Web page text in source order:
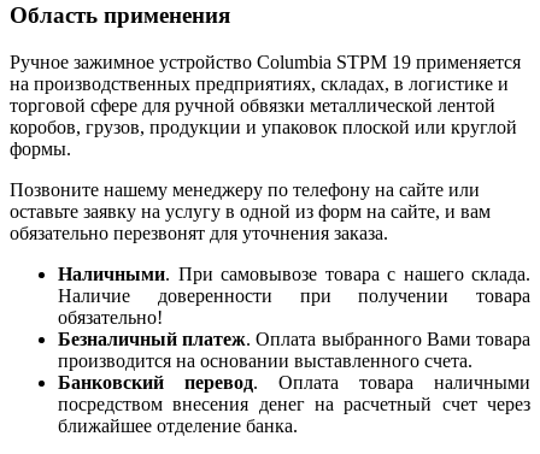
Область применения
Ручное зажимное устройство Columbia STPM 19 применяется
на производственных предприятиях, складах, в логистике и
торговой сфере для ручной обвязки металлической лентой
коробов, грузов, продукции и упаковок плоской или круглой
формы.
Позвоните нашему менеджеру по телефону на сайте или
оставьте заявку на услугу в одной из форм на сайте, и вам
обязательно перезвонят для уточнения заказа.
Наличными. При самовывозе товара с нашего склада.
Наличие доверенности при получении товара
обязательно!
Безналичный платеж. Оплата выбранного Вами товара
производится на основании выставленного счета.
Банковский перевод. Оплата товара наличными
посредством внесения денег на расчетный счет через
ближайшее отделение банка.